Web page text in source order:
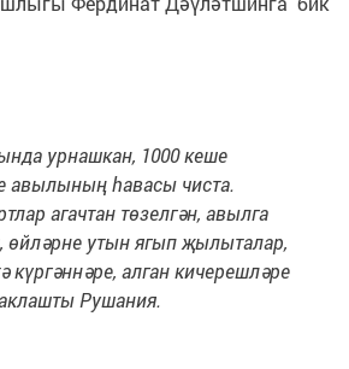
урнашкан, 1000 кеше
авылының һавасы чиста.
агачтан төзелгән, авылга
өйләрне утын ягып җылыталар,
күргәннәре, алган кичерешләре
Рушания.